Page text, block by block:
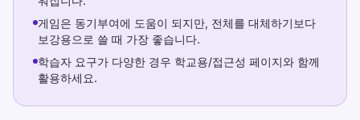
게임은 동기부여에 도움이 되지만, 전체를 대체하기보다
보강용으로 쓸 때 가장 좋습니다.
학습자 요구가 다양한 경우 학교용/접근성 페이지와 함께
활용하세요.